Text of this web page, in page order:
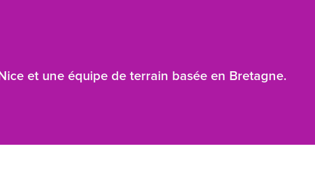
et une équipe de terrain basée en Bretagne.